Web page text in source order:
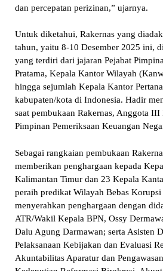
dan percepatan perizinan,” ujarnya.
Untuk diketahui, Rakernas yang
tahun, yaitu 8-10 Desember 2025 ini,
yang terdiri dari jajaran Pejabat
Pratama, Kepala Kantor Wilayah
hingga sejumlah Kepala Kantor
kabupaten/kota di Indonesia. Hadir
saat pembukaan Rakernas, Anggota
Pimpinan Pemeriksaan Keuangan
Sebagai rangkaian pembukaan
memberikan penghargaan kepada
Kalimantan Timur dan 23 Kepala
peraih predikat Wilayah Bebas
menyerahkan penghargaan dengan
ATR/Wakil Kepala BPN, Ossy
Dalu Agung Darmawan; serta Asisten
Pelaksanaan Kebijakan dan Evaluasi
Akuntabilitas Aparatur dan